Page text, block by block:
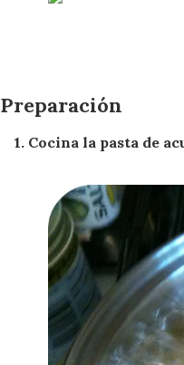
Preparación
1. Cocina la pasta de